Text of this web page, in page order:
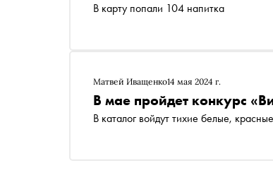
В карту попали 104 напитка
Матвей Иващенко14 мая 2024 г.
В мае пройдет конкурс
В каталог войдут тихие белые,